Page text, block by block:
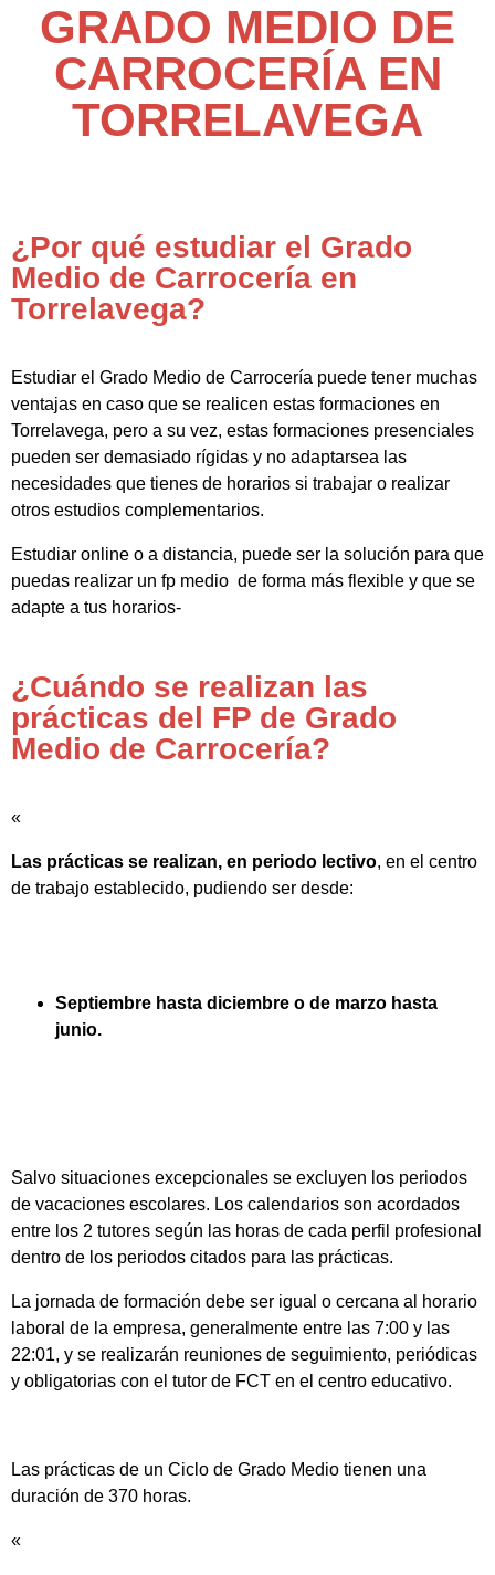
GRADO MEDIO DE
CARROCERÍA EN
TORRELAVEGA
¿Por qué estudiar el Grado
Medio de Carrocería en
Torrelavega?
Estudiar el Grado Medio de Carrocería puede tener muchas
ventajas en caso que se realicen estas formaciones en
Torrelavega, pero a su vez, estas formaciones presenciales
pueden ser demasiado rígidas y no adaptarsea las
necesidades que tienes de horarios si trabajar o realizar
otros estudios complementarios.
Estudiar online o a distancia, puede ser la solución para que
puedas realizar un fp medio de forma más flexible y que se
adapte a tus horarios-
¿Cuándo se realizan las
prácticas del FP de Grado
Medio de Carrocería?
«
Las prácticas se realizan, en periodo lectivo, en el centro
de trabajo establecido, pudiendo ser desde:
Septiembre hasta diciembre o de marzo hasta
junio.
Salvo situaciones excepcionales se excluyen los periodos
de vacaciones escolares. Los calendarios son acordados
entre los 2 tutores según las horas de cada perfil profesional
dentro de los periodos citados para las prácticas.
La jornada de formación debe ser igual o cercana al horario
laboral de la empresa, generalmente entre las 7:00 y las
22:01, y se realizarán reuniones de seguimiento, periódicas
y obligatorias con el tutor de FCT en el centro educativo.
Las prácticas de un Ciclo de Grado Medio tienen una
duración de 370 horas.
«